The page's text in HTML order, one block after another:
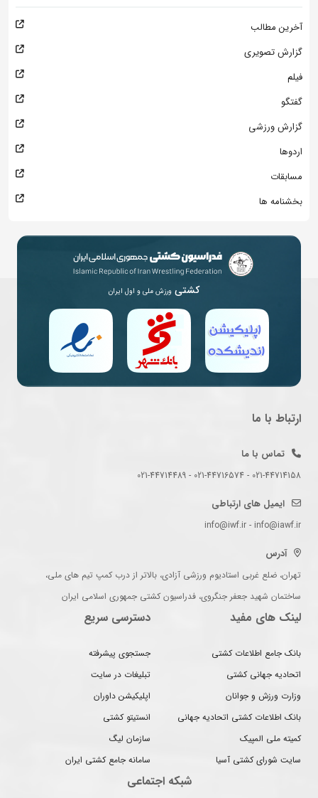
آخرین مطالب
گزارش تصویری
فیلم
گفتگو
گزارش ورزشی
اردوها
مسابقات
بخشنامه ها
کشتی ورزش ملی و اول ایران
ارتباط با ما
تماس با ما
021-44714158 - 021-44716574 - 021-44714489
ایمیل های ارتباطی
info@iwf.ir - info@iawf.ir
آدرس
تهران، ضلع غربی استادیوم ورزشی آزادی، بالاتر از درب کمپ تیم های ملی،
ساختمان شهید جعفر جنگروی، فدراسیون کشتی جمهوری اسلامی ایران
لینک های مفید
بانک جامع اطلاعات کشتی
اتحادیه جهانی کشتی
وزارت ورزش و جوانان
بانک اطلاعات کشتی اتحادیه جهانی
کمیته ملی المپیک
سایت شورای کشتی آسیا
دسترسی سریع
جستجوی پیشرفته
تبلیغات در سایت
اپلیکیشن داوران
انستیتو کشتی
سازمان لیگ
سامانه جامع کشتی ایران
شبکه اجتماعی